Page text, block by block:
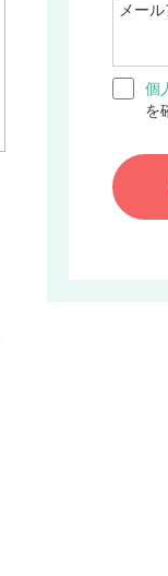
メー
個
を